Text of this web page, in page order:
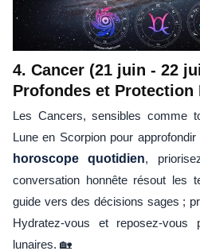
4. Cancer (21 juin - 22
Profondes et Protection
Les Cancers, sensibles comme
Lune en Scorpion pour
horoscope quotidien,
conversation honnête résout les
guide vers des décisions sages ;
Hydratez-vous et reposez-vous
lunaires. 🏡